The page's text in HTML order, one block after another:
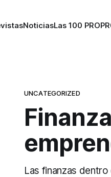
NoticiasLas 100 PRO
UNCATEGORIZED
Las finanzas